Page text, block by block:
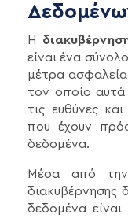
Η
είναι ένα
μέτρα
τον οποίο
τις ευθύνες
που έχουν
δεδομένα.
Μέσα από την
διακυβέρνησης
δεδομένα